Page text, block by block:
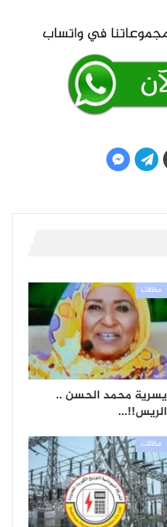
مقالات
يسرية محمد الحسن ..
الريس!!…
مقالات